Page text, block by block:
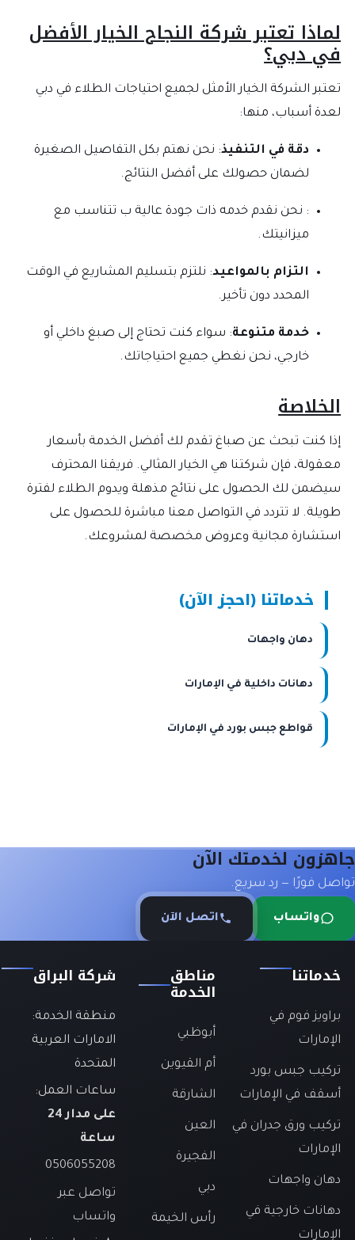
لماذا تعتبر شركة النجاح الخيار الأفضل
في دبي؟
تعتبر الشركة الخيار الأمثل لجميع احتياجات الطلاء في دبي
لعدة أسباب، منها:
دقة في التنفيذ: نحن نهتم بكل التفاصيل الصغيرة
لضمان حصولك على أفضل النتائج.
: نحن نقدم خدمه ذات جودة عالية ب تتناسب مع
ميزانيتك.
التزام بالمواعيد: نلتزم بتسليم المشاريع في الوقت
المحدد دون تأخير.
خدمة متنوعة: سواء كنت تحتاج إلى صبغ داخلي أو
خارجي، نحن نغطي جميع احتياجاتك.
الخلاصة
إذا كنت تبحث عن صباغ تقدم لك أفضل الخدمة بأسعار
معقولة، فإن شركتنا هي الخيار المثالي. فريقنا المحترف
سيضمن لك الحصول على نتائج مذهلة ويدوم الطلاء لفترة
طويلة. لا تتردد في التواصل معنا مباشرة للحصول على
استشارة مجانية وعروض مخصصة لمشروعك.
خدماتنا (احجز الآن)
دهان واجهات
دهانات داخلية في الإمارات
قواطع جبس بورد في الإمارات
جاهزون لخدمتك الآن
تواصل فورًا — رد سريع.
واتساب اتصل الآن
خدماتنا
براويز فوم في
الإمارات
تركيب جبس بورد
أسقف في الإمارات
تركيب ورق جدران في
الإمارات
دهان واجهات
دهانات خارجية في
الإمارات
مناطق
الخدمة
أبوظبي
أم القيوين
الشارقة
العين
الفجيرة
دبي
رأس الخيمة
شركة البراق
منطقة الخدمة:
الامارات العربية
المتحدة
ساعات العمل:
على مدار 24
ساعة
0506055208
تواصل عبر
واتساب